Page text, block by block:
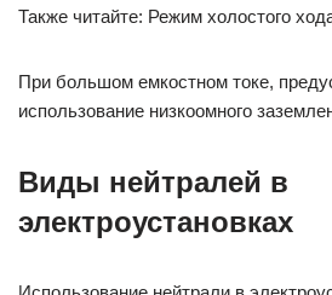
Также читайте: Режим холостого
При большом емкостном токе,
использование низкоомного
Виды нейтралей в
электроустановках